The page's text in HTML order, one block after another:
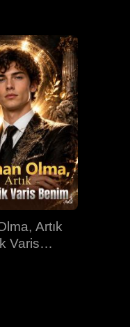
36.bölüm
39.bölüm
Artık
Varis